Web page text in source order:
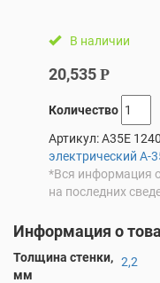
В наличии
20,535 Р
Количество
Артикул:A35E
электрический А-
*Вся информация
на последних
Информация о
Толщина стенки,
мм
2,2